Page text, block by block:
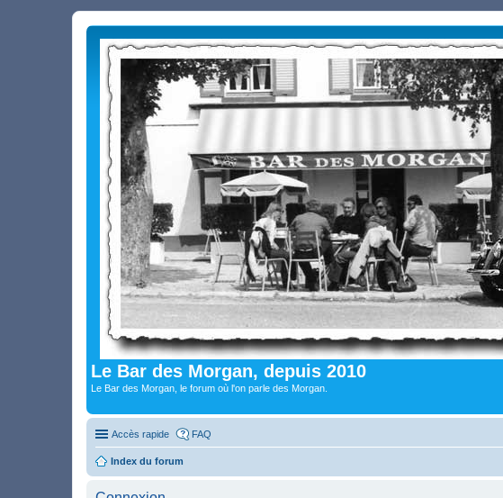
Le Bar des Morgan, depuis 2010
Le Bar des Morgan, le forum où l'on parle des Morgan.
Accès rapide FAQ
Index du forum